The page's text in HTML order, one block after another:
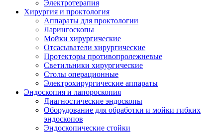
Электротерапия
Хирургия и проктология
Аппараты для проктологии
Ларингоскопы
Мойки хирургические
Отсасыватели хирургические
Протекторы противопролежневые
Светильники хирургические
Столы операционные
Электрохирургические аппараты
Эндоскопия и лапороскопия
Диагностические эндоскопы
Оборудование для обработки и мойки гибких
эндоскопов
Эндоскопические стойки